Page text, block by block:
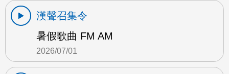
漢聲召集令
暑假歌曲 FM AM
2026/07/01